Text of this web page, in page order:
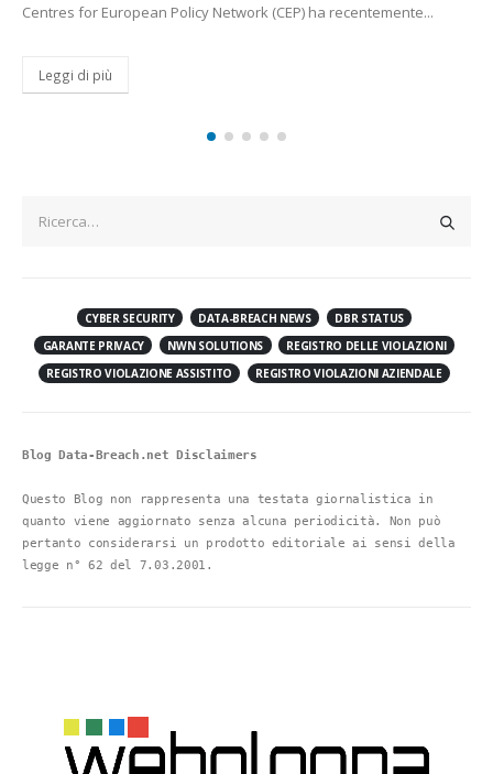
economici basati su reciprocità e condivisione dei profitti, con
Leggi di più
CYBER SECURITY DATA-BREACH NEWS
DBR STATUS
GARANTE PRIVACY
NWN SOLUTIONS
REGISTRO DELLE VIOLAZIONI
REGISTRO VIOLAZIONE ASSISTITO
REGISTRO VIOLAZIONI AZIENDALE
Questo Blog non rappresenta una testata giornalistica in
quanto viene aggiornato senza alcuna periodicità. Non può
pertanto considerarsi un prodotto editoriale ai sensi della